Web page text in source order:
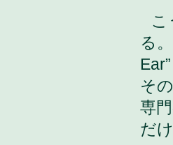
こ
る
そ
専
だ